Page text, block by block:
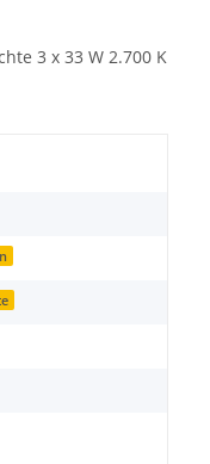
3 x 33 W 2.700 K